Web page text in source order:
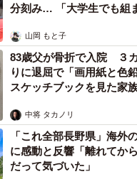
分刻み… 「大学生でも組
山岡 もと子
83歳父が骨折で入院 ３
りに退屈で「画用紙と色
スケッチブックを見た家
中将 タカノリ
「これ全部長野県」海外
に感動と反響「離れてか
だって気づいた」